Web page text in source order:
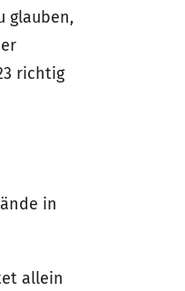
glauben,
richtig
in
allein